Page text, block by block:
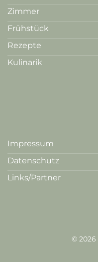
Zimmer
Frühstück
Rezepte
Kulinarik
Impressum
Datenschutz
Links/Partner
© 2026